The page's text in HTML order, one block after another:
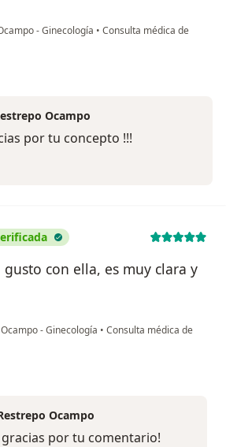
- Ginecología • Consulta médica de
Saldarriaga
Ocampo
por tu concepto !!!
con ella, es muy clara y
- Ginecología • Consulta médica de
Ocampo
por tu comentario!